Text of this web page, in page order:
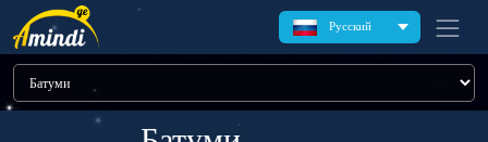
Русский